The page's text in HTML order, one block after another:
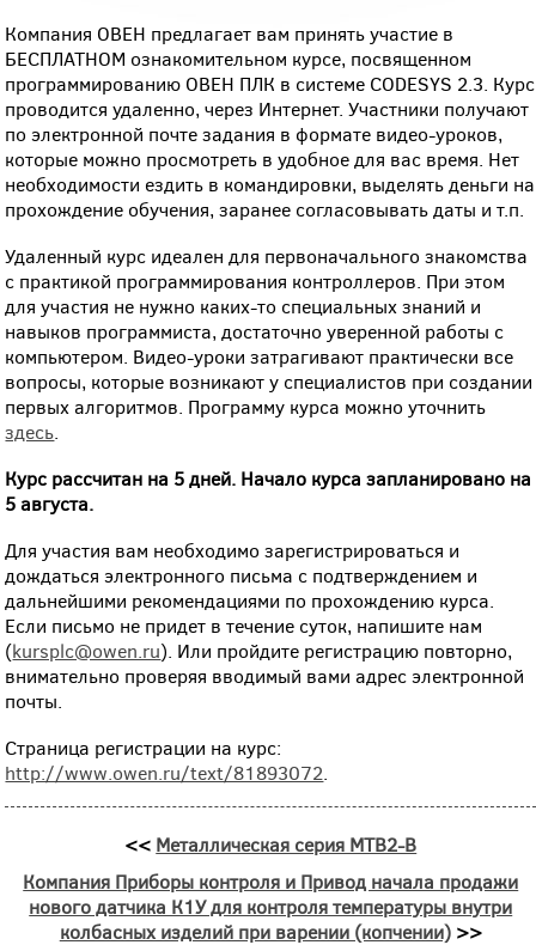
Компания ОВЕН предлагает вам принять участие в
БЕСПЛАТНОМ ознакомительном курсе, посвященном
программированию ОВЕН ПЛК в системе CODESYS 2.3. Курс
проводится удаленно, через Интернет. Участники получают
по электронной почте задания в формате видео-уроков,
которые можно просмотреть в удобное для вас время. Нет
необходимости ездить в командировки, выделять деньги на
прохождение обучения, заранее согласовывать даты и т.п.
Удаленный курс идеален для первоначального знакомства
с практикой программирования контроллеров. При этом
для участия не нужно каких-то специальных знаний и
навыков программиста, достаточно уверенной работы с
компьютером. Видео-уроки затрагивают практически все
вопросы, которые возникают у специалистов при создании
первых алгоритмов. Программу курса можно уточнить
здесь
Курс рассчитан на 5 дней. Начало курса запланировано на
5 августа.
Для участия вам необходимо зарегистрироваться и
дождаться электронного письма с подтверждением и
дальнейшими рекомендациями по прохождению курса.
Если письмо не придет в течение суток, напишите нам
(kursplc@owen.ru). Или пройдите регистрацию повторно,
внимательно проверяя вводимый вами адрес электронной
почты.
Страница регистрации на курс:
http://www.owen.ru/text/81893072
<< Металлическая серия MTB2-B
Компания Приборы контроля и Привод начала продажи
нового датчика К1У для контроля температуры внутри
колбасных изделий при варении (копчении)>>